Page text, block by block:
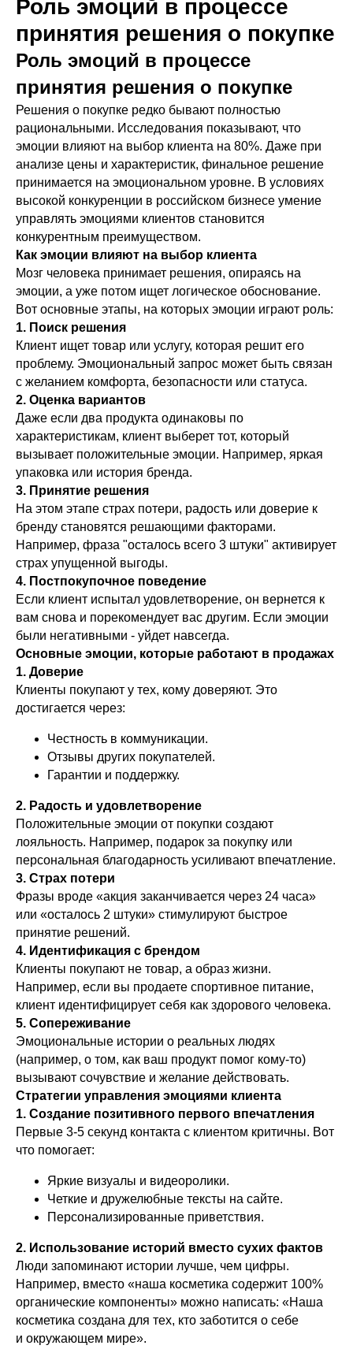
Роль эмоций в процессе
принятия решения о покупке
Роль эмоций в процессе
принятия решения о покупке
Решения о покупке редко бывают полностью
рациональными. Исследования показывают, что
эмоции влияют на выбор клиента на 80%. Даже при
анализе цены и характеристик, финальное решение
принимается на эмоциональном уровне. В условиях
высокой конкуренции в российском бизнесе умение
управлять эмоциями клиентов становится
конкурентным преимуществом.
Как эмоции влияют на выбор клиента
Мозг человека принимает решения, опираясь на
эмоции, а уже потом ищет логическое обоснование.
Вот основные этапы, на которых эмоции играют роль:
1. Поиск решения
Клиент ищет товар или услугу, которая решит его
проблему. Эмоциональный запрос может быть связан
с желанием комфорта, безопасности или статуса.
2. Оценка вариантов
Даже если два продукта одинаковы по
характеристикам, клиент выберет тот, который
вызывает положительные эмоции. Например, яркая
упаковка или история бренда.
3. Принятие решения
На этом этапе страх потери, радость или доверие к
бренду становятся решающими факторами.
Например, фраза "осталось всего 3 штуки" активирует
страх упущенной выгоды.
4. Постпокупочное поведение
Если клиент испытал удовлетворение, он вернется к
вам снова и порекомендует вас другим. Если эмоции
были негативными - уйдет навсегда.
Основные эмоции, которые работают в продажах
1. Доверие
Клиенты покупают у тех, кому доверяют. Это
достигается через:
Честность в коммуникации.
Отзывы других покупателей.
Гарантии и поддержку.
2. Радость и удовлетворение
Положительные эмоции от покупки создают
лояльность. Например, подарок за покупку или
персональная благодарность усиливают впечатление.
3. Страх потери
Фразы вроде «акция заканчивается через 24 часа»
или «осталось 2 штуки» стимулируют быстрое
принятие решений.
4. Идентификация с брендом
Клиенты покупают не товар, а образ жизни.
Например, если вы продаете спортивное питание,
клиент идентифицирует себя как здорового человека.
5. Сопереживание
Эмоциональные истории о реальных людях
(например, о том, как ваш продукт помог кому-то)
вызывают сочувствие и желание действовать.
Стратегии управления эмоциями клиента
1. Создание позитивного первого впечатления
Первые 3-5 секунд контакта с клиентом критичны. Вот
что помогает:
Яркие визуалы и видеоролики.
Четкие и дружелюбные тексты на сайте.
Персонализированные приветствия.
2. Использование историй вместо сухих фактов
Люди запоминают истории лучше, чем цифры.
Например, вместо «наша косметика содержит 100%
органические компоненты» можно написать: «Наша
косметика создана для тех, кто заботится о себе
и окружающем мире».